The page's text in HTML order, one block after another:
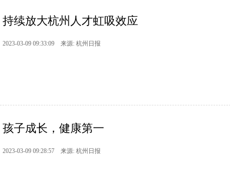
持续放大杭州人才虹吸效应
2023-03-09 09:33:09 来源: 杭州日报
孩子成长，健康第一
2023-03-09 09:28:57 来源: 杭州日报